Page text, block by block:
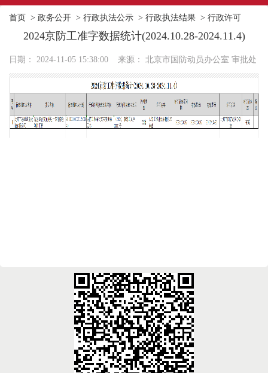
首页 > 政务公开 > 行政执法公示 > 行政执法结果 > 行政许可
2024京防工准字数据统计(2024.10.28-2024.11.4)
日期： 2024-11-05 15:38:00 来源： 北京市国防动员办公室 审批处